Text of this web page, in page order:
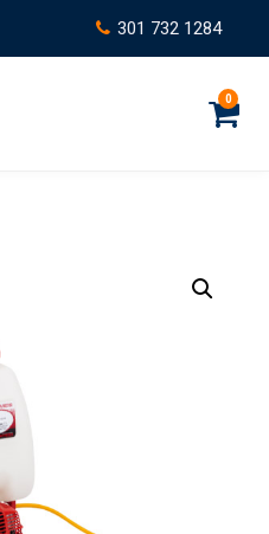
301 732 1284
0